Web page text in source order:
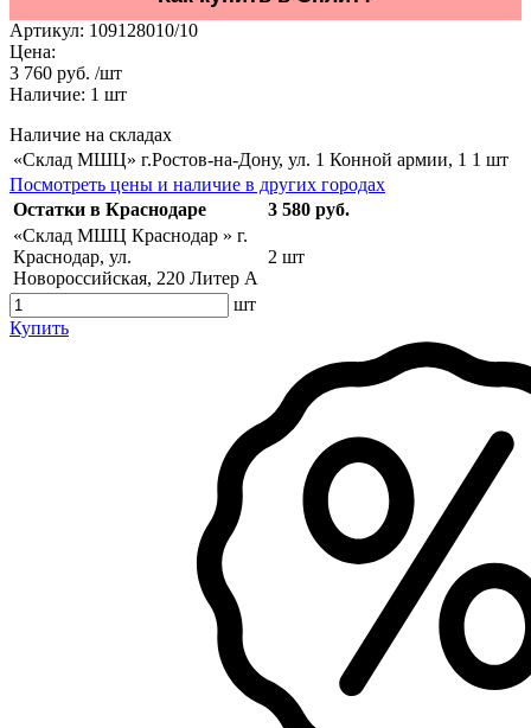
Артикул: 109128010/10
Цена:
3 760 руб. /шт
Наличие: 1 шт
Наличие на складах
«Склад МШЦ» г.Ростов-на-Дону, ул. 1 Конной армии, 1 1 шт
Посмотреть цены и наличие в других городах
Остатки в Краснодаре
3 580 руб.
«Склад МШЦ Краснодар » г.
Краснодар, ул.
Новороссийская, 220 Литер А
2 шт
шт
Купить